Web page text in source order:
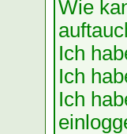
Wie
Ich
Ich
Ich